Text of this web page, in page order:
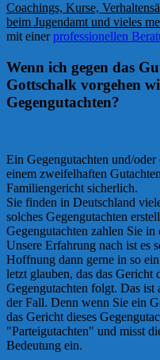
Coachings, Kurse,
beim Jugendamt und vieles
mit einerprofessionellen
Wenn ich gegen das
Gottschalk vorgehen
Gegengutachten?
Ein Gegengutachten und/
einem zweifelhaften
Familiengericht sicherlich.
Sie finden in Deutschland
solches Gegengutachten
Gegengutachten zahlen Sie
Unsere Erfahrung nach ist es
Hoffnung dann gerne in so
letzt glauben, das das Gericht
Gegengutachten folgt. Das ist
der Fall. Denn wenn Sie ein
das Gericht dieses
"Parteigutachten" und misst
Bedeutung ein.